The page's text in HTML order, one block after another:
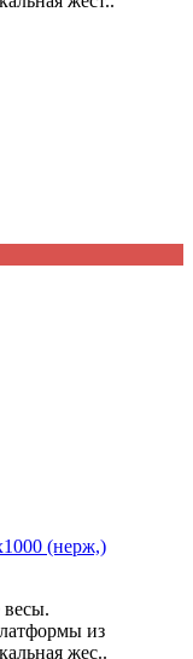
(нерж,)
из
жес..